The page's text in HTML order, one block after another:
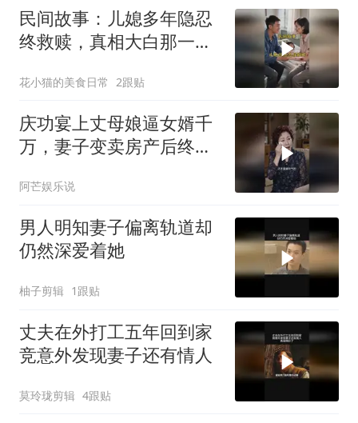
民间故事：儿媳多年隐忍
终救赎，真相大白那一刻
花小猫的美食日常 2跟贴
庆功宴上丈母娘逼女婿千
万，妻子变卖房产后终看
阿芒娱乐说
男人明知妻子偏离轨道却
仍然深爱着她
柚子剪辑 1跟贴
丈夫在外打工五年回到家
竞意外发现妻子还有情人
莫玲珑剪辑 4跟贴